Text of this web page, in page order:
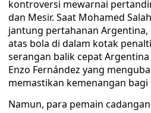
kontroversi mewarnai
dan Mesir. Saat Mohamed
jantung pertahanan
atas bola di dalam kotak
serangan balik cepat
Enzo Fernández yang
memastikan kemenangan bagi
Namun, para pemain